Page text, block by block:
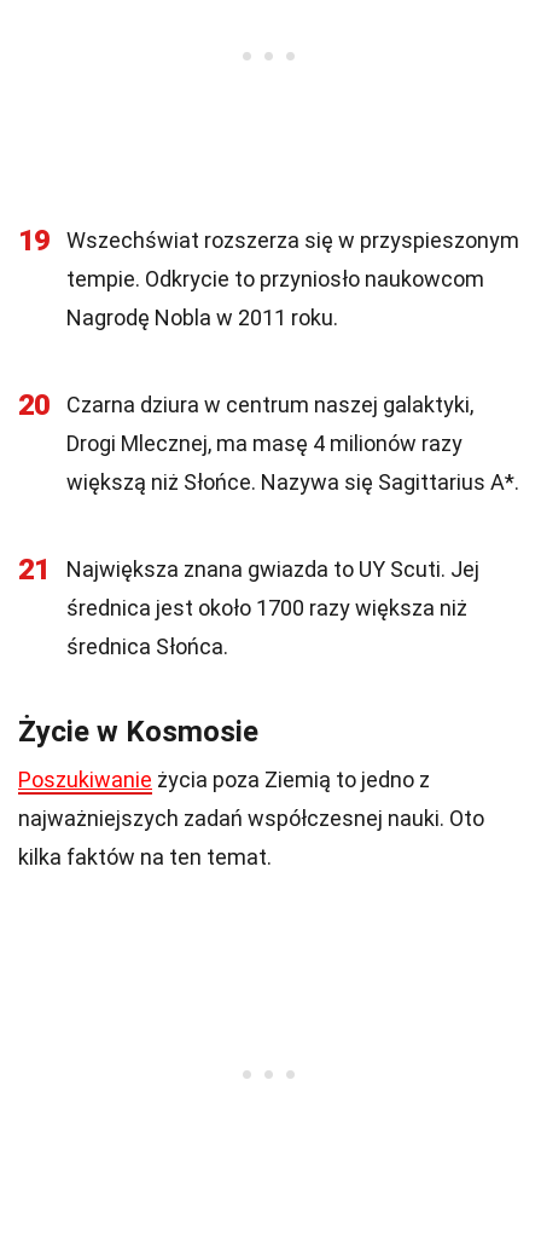
19
Wszechświat rozszerza się w przyspieszonym
tempie. Odkrycie to przyniosło naukowcom
Nagrodę Nobla w 2011 roku.
20
Czarna dziura w centrum naszej galaktyki,
Drogi Mlecznej, ma masę 4 milionów razy
większą niż Słońce. Nazywa się Sagittarius A*.
21
Największa znana gwiazda to UY Scuti. Jej
średnica jest około 1700 razy większa niż
średnica Słońca.
Życie w Kosmosie
Poszukiwanie życia poza Ziemią to jedno z
najważniejszych zadań współczesnej nauki. Oto
kilka faktów na ten temat.